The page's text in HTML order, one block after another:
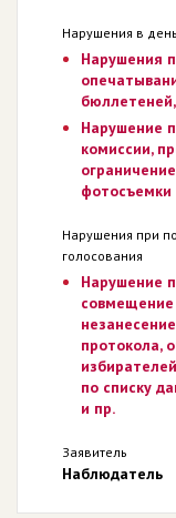
Нарушения в
Нарушения
Нарушение
комиссии,
фотосъемки
Нарушения при
голосования
Нарушение
совмещение
протокола,
по списку
и пр.
Заявитель
Наблюдатель